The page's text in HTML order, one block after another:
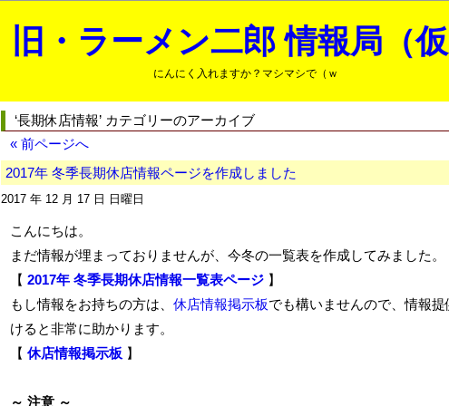
旧・ラーメン二郎 情報局（仮
にんにく入れますか？マシマシで（ｗ
‘長期休店情報’ カテゴリーのアーカイブ
« 前ページへ
2017年 冬季長期休店情報ページを作成しました
2017 年 12 月 17 日 日曜日
こんにちは。
まだ情報が埋まっておりませんが、今冬の一覧表を作成してみました。
【 2017年 冬季長期休店情報一覧表ページ 】
もし情報をお持ちの方は、 休店情報掲示板でも構いませんので、情報提
けると非常に助かります。
【 休店情報掲示板 】
～ 注意 ～